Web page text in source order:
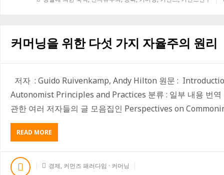
먼
즈
래
커머닝을 위한 다섯 가지 자율주의 원리
저자 : Guido Ruivenkamp, Andy Hilton 원문 :
Autonomist Principles and Practices 분류 : 일부 내용 번역
관한 여러 저자들의 글 모음집인 Perspectives on
READ MORE
B
O
T
경제, 커먼즈 패러다임 · 커머닝